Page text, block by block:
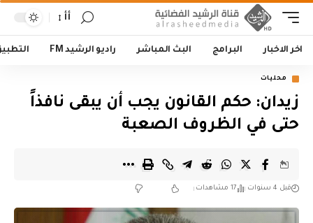
أأ
اخر الاخبار البرامج البث المباشر راديو الرشيد FM
محليات
زيدان: حكم القانون يجب أن يبقى نافذاً
حتى في الظروف الصعبة
قبل 4 سنوات 17 مشاهدات